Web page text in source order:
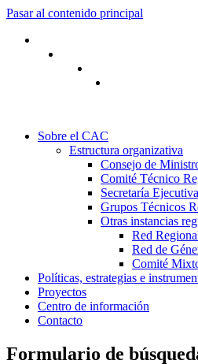
Pasar al contenido principal
Sobre el CAC
Estructura organizativa
Consejo de
Comité Técnico
Secretaría
Grupos Técnicos
Otras instancias
Red
Red de
Comité
Políticas, estrategias e
Proyectos
Centro de información
Contacto
Formulario de